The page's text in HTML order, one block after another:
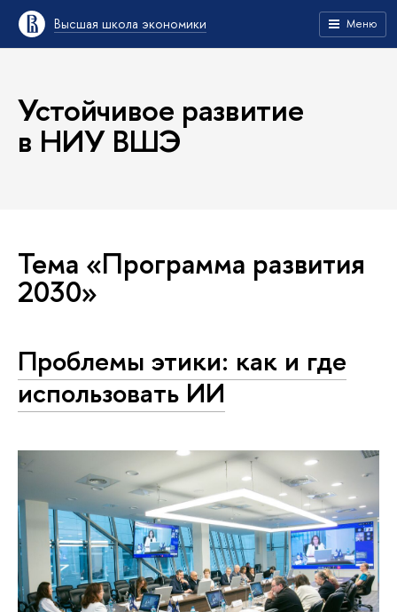
Высшая школа экономики Меню
Устойчивое развитие
в НИУ ВШЭ
Тема «Программа развития
2030»
Проблемы этики: как и где
использовать ИИ